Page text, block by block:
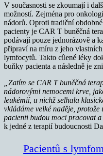
V současnosti se zkoumají i
možností. Zejména pro
nádorů. Oproti tradiční
pacienty je CAR T buněčná
podávají pouze jednorázově a
připraví na míru z jeho
lymfocytů. Takto cílené léky
buňky pacienta a následně je
„Zatím se CAR T buněčná
nádorovými nemocemi krve,
leukémií, u nichž selhala
vkládáme velké naděje,
pacienti budou moci pracovat
k jedné z terapií budoucnosti
Pacientů s